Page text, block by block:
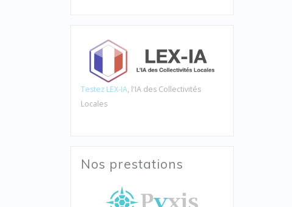
Testez LEX-IA, l'IA des Collectivités
Locales
Nos prestations